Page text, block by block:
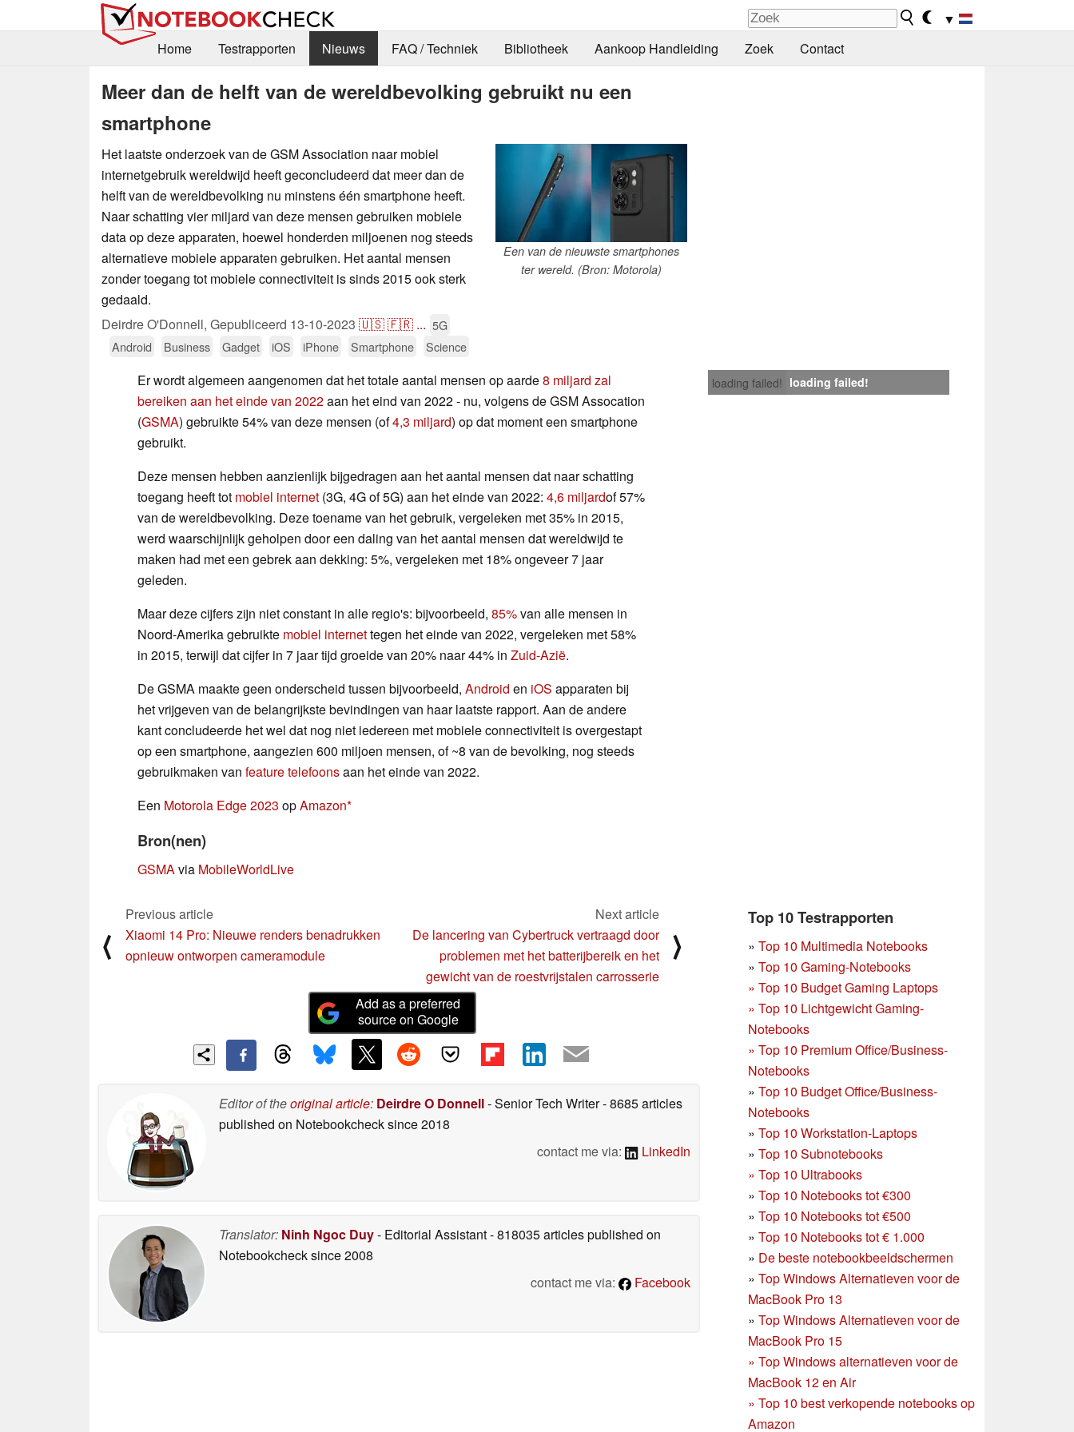
▼
Home
Testrapporten Nieuws FAQ / Techniek Bibliotheek Aankoop Handleiding Zoek Contact
Meer dan de helft van de wereldbevolking gebruikt nu een
smartphone
Een van de nieuwste smartphones
ter wereld. (Bron: Motorola)
Het laatste onderzoek van de GSM Association naar mobiel
internetgebruik wereldwijd heeft geconcludeerd dat meer dan de
helft van de wereldbevolking nu minstens één smartphone heeft.
Naar schatting vier miljard van deze mensen gebruiken mobiele
data op deze apparaten, hoewel honderden miljoenen nog steeds
alternatieve mobiele apparaten gebruiken. Het aantal mensen
zonder toegang tot mobiele connectiviteit is sinds 2015 ook sterk
gedaald.
Deirdre O'Donnell, Gepubliceerd 13-10-2023 🇺🇸🇫🇷 ... 5G
Android
Business Gadget iOS iPhone Smartphone Science
loading failed! loading failed!
Er wordt algemeen aangenomen dat het totale aantal mensen op aarde8 miljard zal
bereiken aan het einde van 2022aan het eind van 2022 - nu, volgens de GSM Assocation
(GSMA) gebruikte 54% van deze mensen (of4,3 miljard) op dat moment een smartphone
gebruikt.
Deze mensen hebben aanzienlijk bijgedragen aan het aantal mensen dat naar schatting
toegang heeft tot mobiel internet (3G, 4G of 5G) aan het einde van 2022: 4,6 miljardof 57%
van de wereldbevolking. Deze toename van het gebruik, vergeleken met 35% in 2015,
werd waarschijnlijk geholpen door een daling van het aantal mensen dat wereldwijd te
maken had met een gebrek aan dekking: 5%, vergeleken met 18% ongeveer 7 jaar
geleden.
Maar deze cijfers zijn niet constant in alle regio's: bijvoorbeeld, 85%van alle mensen in
Noord-Amerika gebruikte mobiel internettegen het einde van 2022, vergeleken met 58%
in 2015, terwijl dat cijfer in 7 jaar tijd groeide van 20% naar 44% in Zuid-Azië.
De GSMA maakte geen onderscheid tussen bijvoorbeeld, Android en iOS apparaten bij
het vrijgeven van de belangrijkste bevindingen van haar laatste rapport. Aan de andere
kant concludeerde het wel dat nog niet iedereen met mobiele connectiviteit is overgestapt
op een smartphone, aangezien 600 miljoen mensen, of ~8 van de bevolking, nog steeds
gebruikmaken van feature telefoonsaan het einde van 2022.
Een Motorola Edge 2023 opAmazon
Bron(nen)
GSMAvia MobileWorldLive
Top 10 Testrapporten
» Top 10 Multimedia Notebooks
» Top 10 Gaming-Notebooks
» Top 10 Budget Gaming Laptops
» Top 10 Lichtgewicht Gaming-
Notebooks
» Top 10 Premium Office/Business-
Notebooks
» Top 10 Budget Office/Business-
Notebooks
» Top 10 Workstation-Laptops
» Top 10 Subnotebooks
» Top 10 Ultrabooks
» Top 10 Notebooks tot €300
» Top 10 Notebooks tot €500
» Top 10 Notebooks tot € 1.000
» De beste notebookbeeldschermen
» Top Windows Alternatieven voor de
MacBook Pro 13
» Top Windows Alternatieven voor de
MacBook Pro 15
» Top Windows alternatieven voor de
MacBook 12 en Air
» Top 10 best verkopende notebooks op
Amazon
⟨
Previous article
Xiaomi 14 Pro: Nieuwe renders benadrukken
opnieuw ontworpen cameramodule
Next article
De lancering van Cybertruck vertraagd door
problemen met het batterijbereik en het
gewicht van de roestvrijstalen carrosserie
⟩
Add as a preferred
source on Google
Editor of theoriginal article: Deirdre O Donnell- Senior Tech Writer- 8685 articles
published on Notebookchecksince 2018
contact me via:
LinkedIn
Translator: Ninh Ngoc Duy- Editorial Assistant- 818035 articles published on
Notebookchecksince 2008
contact me via:
Facebook